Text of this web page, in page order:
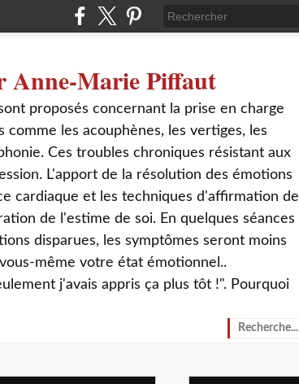
Anne-Marie Piffaut
proposés concernant la prise en charge
les acouphènes, les vertiges, les
Ces troubles chroniques résistant aux
L'apport de la résolution des émotions
cardiaque et les techniques d'affirmation de
de l'estime de soi. En quelques séances
disparues, les symptômes seront moins
même votre état émotionnel..
j'avais appris ça plus tôt !". Pourquoi